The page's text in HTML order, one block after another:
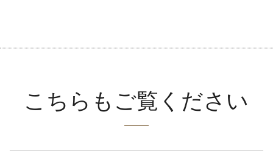
こちらもご覧ください